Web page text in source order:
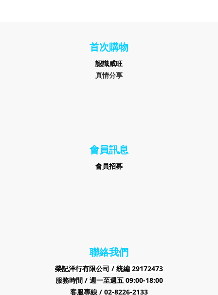
首次購物
認識威旺
真情分享
會員訊息
會員招募
聯絡我們
榮記洋行有限公司 / 統編 29172473
服務時間 / 週一至週五 09:00-18:00
客服專線 / 02-8226-2133